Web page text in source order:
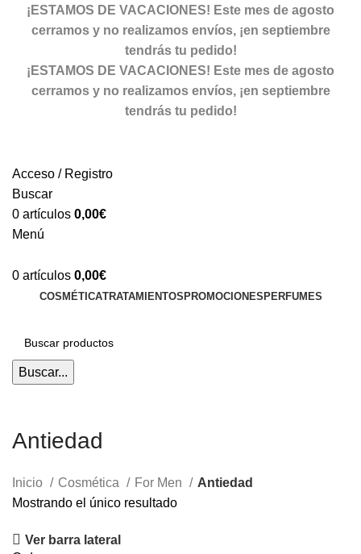
¡ESTAMOS DE VACACIONES! Este mes de agosto
cerramos y no realizamos envíos, ¡en septiembre
tendrás tu pedido!
¡ESTAMOS DE VACACIONES! Este mes de agosto
cerramos y no realizamos envíos, ¡en septiembre
tendrás tu pedido!
Acceso / Registro
Buscar
0 artículos 0,00€
Menú
0 artículos 0,00€
COSMÉTICATRATAMIENTOS PROMOCIONES PERFUMES
Buscar...
Antiedad
Inicio Cosmética For Men
Antiedad
Mostrando el único resultado
Ver barra lateral